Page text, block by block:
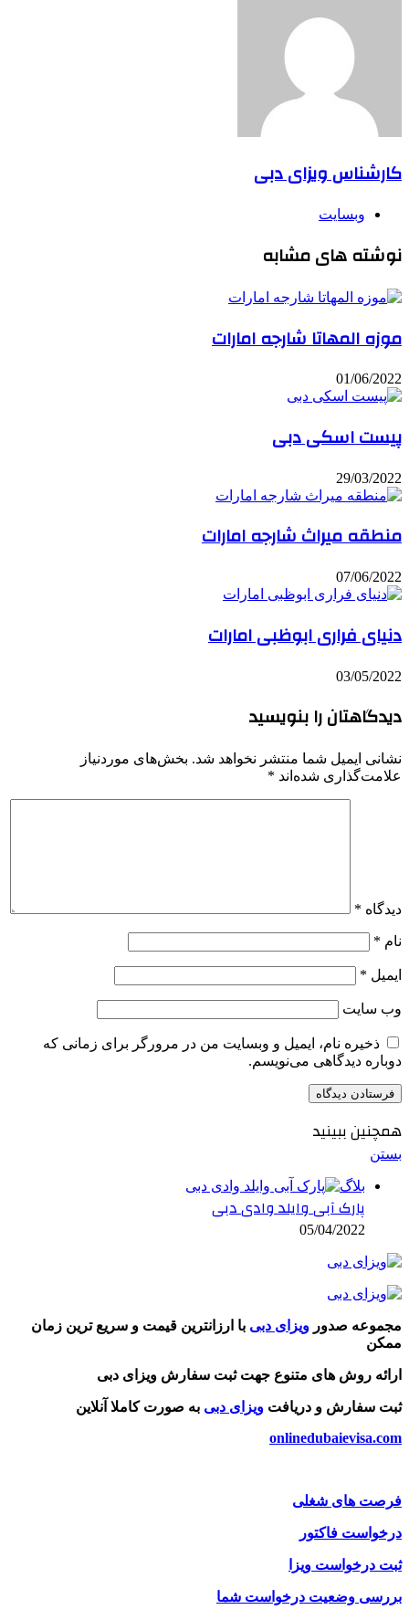
کارشناس ویزای دبی
وبسایت
نوشته های مشابه
موزه المهاتا شارجه امارات
01/06/2022
پیست اسکی دبی
29/03/2022
منطقه میراث شارجه امارات
07/06/2022
دنیای فراری ابوظبی امارات
03/05/2022
دیدگاهتان را بنویسید
نشانی ایمیل شما منتشر نخواهد شد. بخش‌های موردنیاز
علامت‌گذاری شده‌اند *
دیدگاه *
نام *
ایمیل *
وب‌ سایت
ذخیره نام، ایمیل و وبسایت من در مرورگر برای زمانی که
دوباره دیدگاهی می‌نویسم.
همچنین ببینید
بستن
بلاگ
پارک آبی وایلد وادی دبی
05/04/2022
مجموعه صدور ویزای دبی با ارزانترین قیمت و سریع ترین زمان
ممکن
ارائه روش های متنوع جهت ثبت سفارش ویزای دبی
ثبت سفارش و دریافت ویزای دبی به صورت کاملا آنلاین
onlinedubaievisa.com
فرصت های شغلی
درخواست فاکتور
ثبت درخواست ویزا
بررسی وضعیت درخواست شما